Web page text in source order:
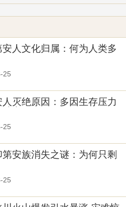
安人文化归属：何为人类多
25
人灭绝原因：多因生存压力
25
第安族消失之谜：为何只剩
25